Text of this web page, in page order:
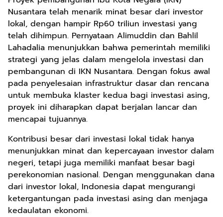
Nusantara telah menarik minat besar dari investor
lokal, dengan hampir Rp60 triliun investasi yang
telah dihimpun. Pernyataan Alimuddin dan Bahlil
Lahadalia menunjukkan bahwa pemerintah memiliki
strategi yang jelas dalam mengelola investasi dan
pembangunan di IKN Nusantara. Dengan fokus awal
pada penyelesaian infrastruktur dasar dan rencana
untuk membuka klaster kedua bagi investasi asing,
proyek ini diharapkan dapat berjalan lancar dan
mencapai tujuannya.
Kontribusi besar dari investasi lokal tidak hanya
menunjukkan minat dan kepercayaan investor dalam
negeri, tetapi juga memiliki manfaat besar bagi
perekonomian nasional. Dengan menggunakan dana
dari investor lokal, Indonesia dapat mengurangi
ketergantungan pada investasi asing dan menjaga
kedaulatan ekonomi.